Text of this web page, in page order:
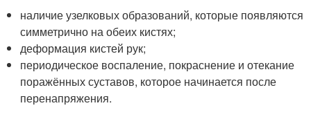
наличие узелковых образований, которые появляются
симметрично на обеих кистях;
деформация кистей рук;
периодическое воспаление, покраснение и отекание
поражённых суставов, которое начинается после
перенапряжения.